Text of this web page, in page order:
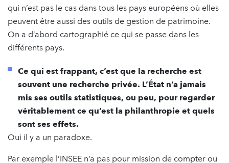
qui n’est pas le cas dans tous les pays européens où elles
peuvent être aussi des outils de gestion de patrimoine.
On a d’abord cartographié ce qui se passe dans les
différents pays.
Ce qui est frappant, c’est que la recherche est
souvent une recherche privée. L’État n’a jamais
mis ses outils statistiques, ou peu, pour regarder
véritablement ce qu’est la philanthropie et quels
sont ses effets.
Oui il y a un paradoxe.
Par exemple l’INSEE n’a pas pour mission de compter ou